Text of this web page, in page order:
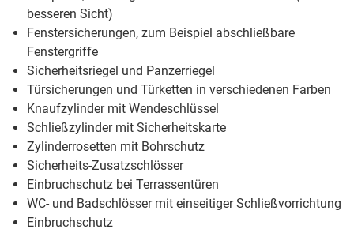
besseren Sicht)
Fenstersicherungen, zum Beispiel abschließbare
Fenstergriffe
Sicherheitsriegel und Panzerriegel
Türsicherungen und Türketten in verschiedenen Farben
Knaufzylinder mit Wendeschlüssel
Schließzylinder mit Sicherheitskarte
Zylinderrosetten mit Bohrschutz
Sicherheits-Zusatzschlösser
Einbruchschutz bei Terrassentüren
WC- und Badschlösser mit einseitiger Schließvorrichtung
Einbruchschutz